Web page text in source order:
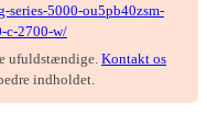
5000-ou5pb40zsm-
c-2700-w/
ufuldstændige. Kontakt os
indholdet.